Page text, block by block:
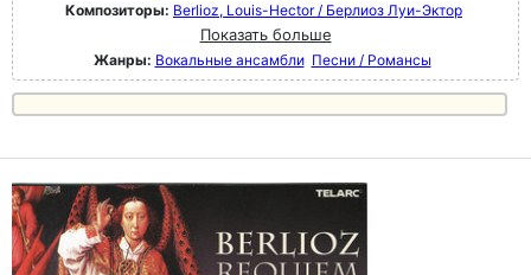
Композиторы: Berlioz, Louis-Hector / Берлиоз Луи-Эктор
Показать больше
Жанры: Вокальные ансамбли Песни / Романсы